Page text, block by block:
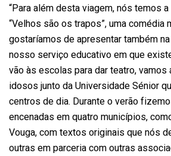
“Para além desta viagem, nós temos
“Velhos são os trapos”, uma comédia
gostaríamos de apresentar também
nosso serviço educativo em que
vão às escolas para dar teatro, vamos
idosos junto da Universidade Sénior
centros de dia. Durante o verão
encenadas em quatro municípios,
Vouga, com textos originais que nós
outras em parceria com outras